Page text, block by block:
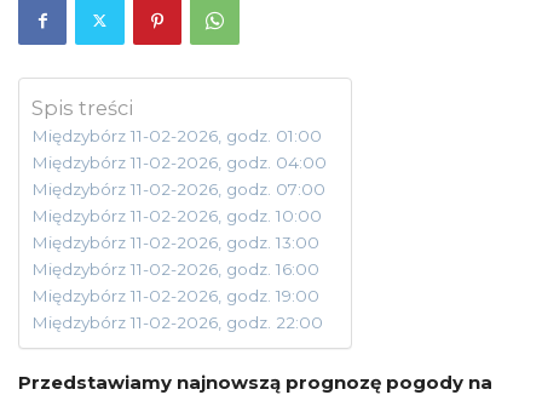
Spis treści
Międzybórz 11-02-2026, godz. 01:00
Międzybórz 11-02-2026, godz. 04:00
Międzybórz 11-02-2026, godz. 07:00
Międzybórz 11-02-2026, godz. 10:00
Międzybórz 11-02-2026, godz. 13:00
Międzybórz 11-02-2026, godz. 16:00
Międzybórz 11-02-2026, godz. 19:00
Międzybórz 11-02-2026, godz. 22:00
Przedstawiamy najnowszą prognozę pogody na